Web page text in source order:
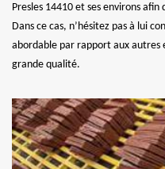
Presles 14410 et ses environs
Dans ce cas, n’hésitez pas à lui
abordable par rapport aux autres
grande qualité.